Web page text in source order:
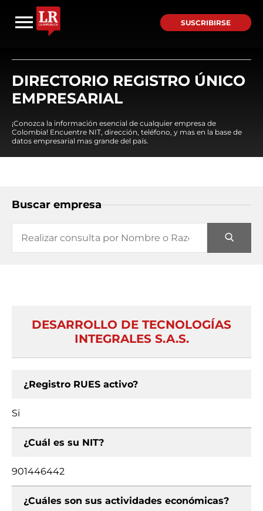
SUSCRIBIRSE
DIRECTORIO REGISTRO ÚNICO
EMPRESARIAL
¡Conozca la información esencial de cualquier empresa de
Colombia! Encuentre NIT, dirección, teléfono, y mas en la base de
datos empresarial mas grande del país.
Buscar empresa
DESARROLLO DE TECNOLOGÍAS
INTEGRALES S.A.S.
¿Registro RUES activo?
Si
¿Cuál es su NIT?
901446442
¿Cuáles son sus actividades económicas?